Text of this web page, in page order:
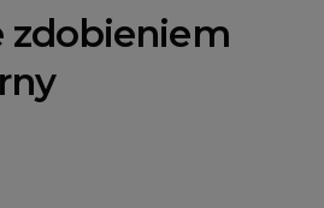
zdobieniem